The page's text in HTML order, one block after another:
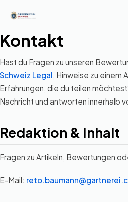
Kontakt
Hast du Fragen zu unseren
Schweiz Legal, Hinweise zu einem
Erfahrungen, die du teilen
Nachricht und antworten innerhalb
Redaktion & Inhalt
Fragen zu Artikeln, Bewertungen
E-Mail: